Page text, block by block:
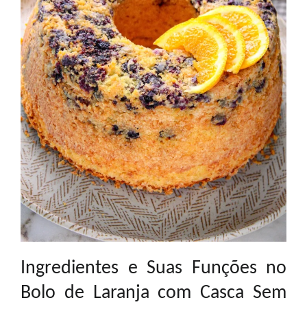
Ingredientes e Suas Funções no
Bolo de Laranja com Casca Sem